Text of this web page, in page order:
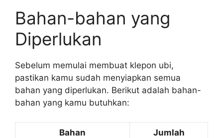
Bahan-bahan yang
Diperlukan
Sebelum memulai membuat klepon ubi,
pastikan kamu sudah menyiapkan semua
bahan yang diperlukan. Berikut adalah bahan-
bahan yang kamu butuhkan:
Bahan Jumlah